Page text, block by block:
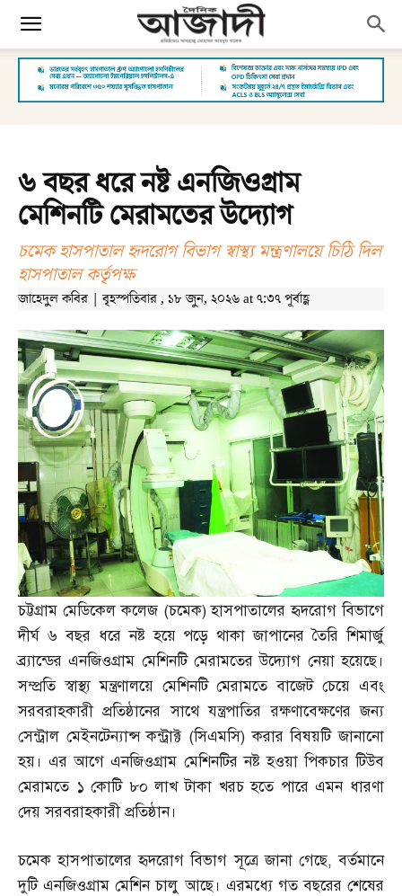
৬ বছর ধরে নষ্ট এনজিওগ্রাম
মেশিনটি মেরামতের উদ্যোগ
চমেক হাসপাতাল হৃদরোগ বিভাগ স্বাস্থ্য মন্ত্রণালয়ে চিঠি দিল
হাসপাতাল কর্তৃপক্ষ
জাহেদুল কবির | বৃহস্পতিবার , ১৮ জুন, ২০২৬ at ৭:৩৭ পূর্বাহ্ণ
চট্টগ্রাম মেডিকেল কলেজ (চমেক)হাসপাতালের হৃদরোগ বিভাগে
দীর্ঘ ৬ বছর ধরে নষ্ট হয়ে পড়ে থাকা জাপানের তৈরি শিমার্জু
ব্র্যান্ডের এনজিওগ্রাম মেশিনটি মেরামতের উদ্যোগ নেয়া হয়েছে।
সম্প্রতি স্বাস্থ্য মন্ত্রণালয়ে মেশিনটি মেরামতে বাজেট চেয়ে এবং
সরবরাহকারী প্রতিষ্ঠানের সাথে যন্ত্রপাতির রক্ষণাবেক্ষণের জন্য
সেন্ট্রাল মেইনটেন্যান্স কন্ট্রাক্ট (সিএমসি)করার বিষয়টি জানানো
হয়। এর আগে এনজিওগ্রাম মেশিনটির নষ্ট হওয়া পিকচার টিউব
মেরামতে ১ কোটি ৮০ লাখ টাকা খরচ হতে পারে এমন ধারণা
দেয় সরবরাহকারী প্রতিষ্ঠান।
চমেক হাসপাতালের হৃদরোগ বিভাগ সূত্রে জানা গেছে,বর্তমানে
দুটি এনজিওগ্রাম মেশিন চালু আছে। এরমধ্যে গত বছরের শেষের